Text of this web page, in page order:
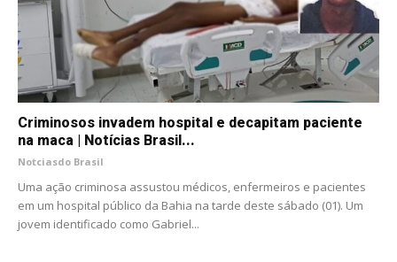
Criminosos invadem hospital e decapitam paciente
na maca | Notícias Brasil...
Notciasdo Brasil
Uma ação criminosa assustou médicos, enfermeiros e pacientes
em um hospital público da Bahia na tarde deste sábado (01). Um
jovem identificado como Gabriel...